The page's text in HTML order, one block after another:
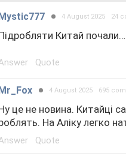
4 August 2025 24
Китай
Quote
4 August 2025 695
це не новина. Китайці
На Аліку легко
Quote